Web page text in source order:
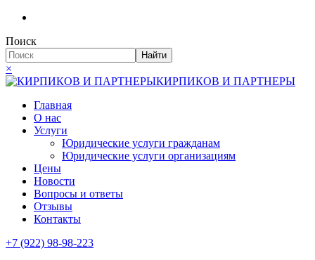
Поиск
Найти
×
КИРПИКОВ И ПАРТНЕРЫ
Главная
О нас
Услуги
Юридические услуги гражданам
Юридические услуги организациям
Цены
Новости
Вопросы и ответы
Отзывы
Контакты
+7 (922) 98-98-223